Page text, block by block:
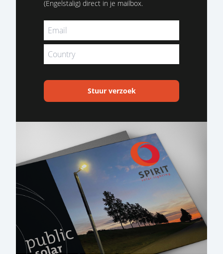
(Engelstalig) direct in je mailbox.
Stuur verzoek